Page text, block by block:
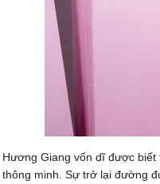
Hương Giang vốn dĩ được biết
thông minh. Sự trở lại đường